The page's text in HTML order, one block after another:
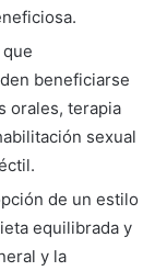
beneficiarse
orales, terapia
sexual
de un estilo
equilibrada y
y la